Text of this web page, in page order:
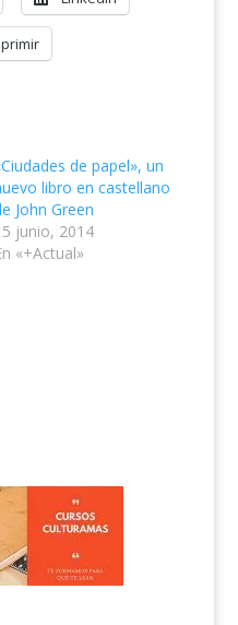
de papel», un
libro en castellano
John Green
junio, 2014
«+Actual»